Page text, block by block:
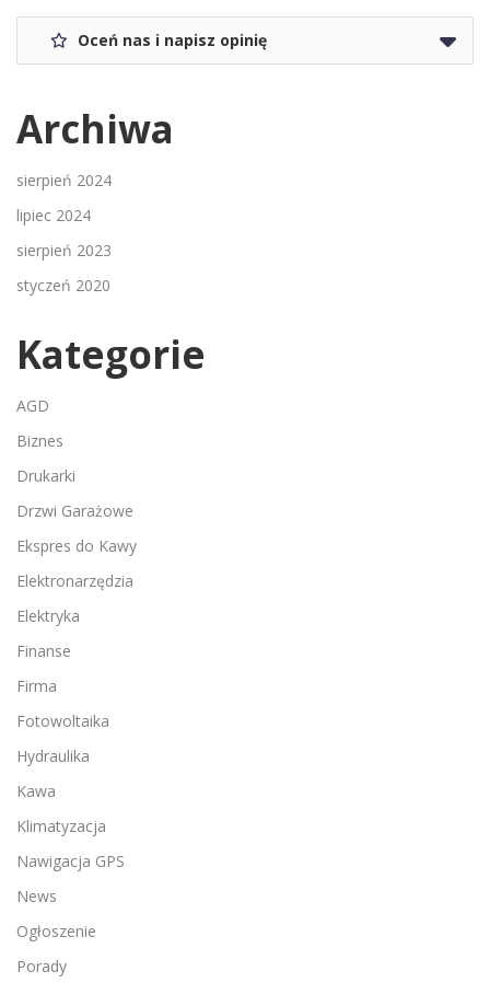
Oceń nas i napisz opinię
Archiwa
sierpień 2024
lipiec 2024
sierpień 2023
styczeń 2020
Kategorie
AGD
Biznes
Drukarki
Drzwi Garażowe
Ekspres do Kawy
Elektronarzędzia
Elektryka
Finanse
Firma
Fotowoltaika
Hydraulika
Kawa
Klimatyzacja
Nawigacja GPS
News
Ogłoszenie
Porady